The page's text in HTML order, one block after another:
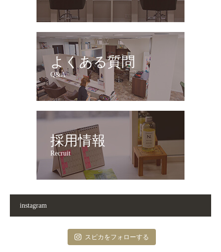
よくある質問
Q&A
採用情報
Recruit
instagram
スピカをフォローする